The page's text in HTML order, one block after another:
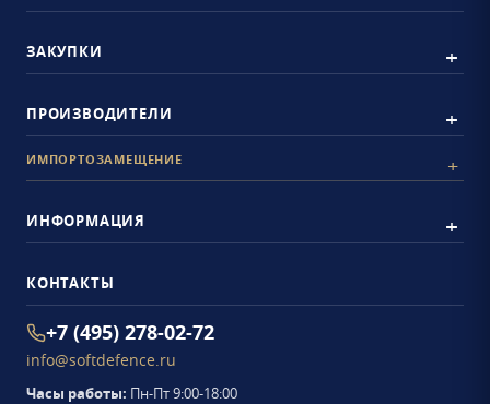
ЗАКУПКИ
ПРОИЗВОДИТЕЛИ
ИМПОРТОЗАМЕЩЕНИЕ
ИНФОРМАЦИЯ
КОНТАКТЫ
+7 (495) 278-02-72
info@softdefence.ru
Часы работы: Пн-Пт 9:00-18:00